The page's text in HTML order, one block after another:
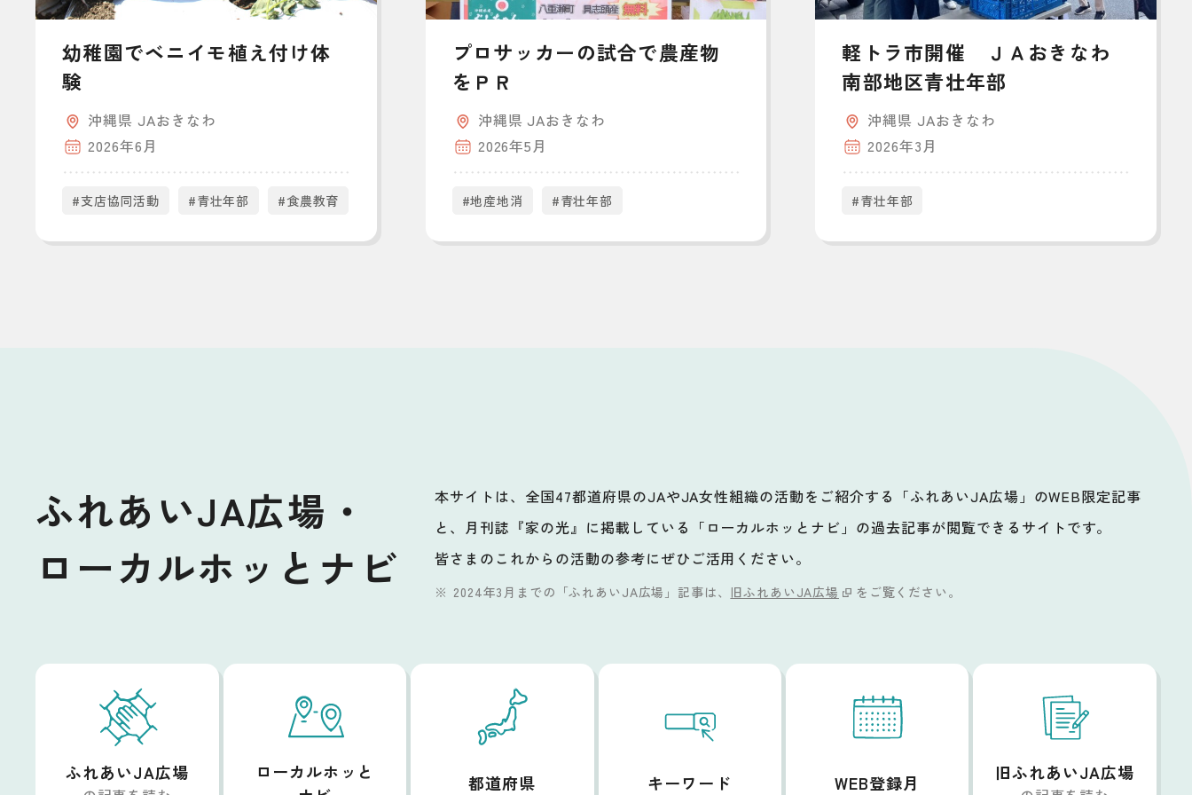
幼稚園でベニイモ植え付け体
験
沖縄県 JAおきなわ
2026年6月
#支店協同活動 #青壮年部 #食農教育
プロサッカーの試合で農産物
をＰＲ
沖縄県 JAおきなわ
2026年5月
#地産地消 #青壮年部
軽トラ市開催 ＪＡおきなわ
南部地区青壮年部
沖縄県 JAおきなわ
2026年3月
#青壮年部
ふれあいJA広場・
ローカルホッとナビ
本サイトは、全国47都道府県のJAやJA女性組織の活動をご紹介する「ふれあいJA広場」のWEB限定記事
と、月刊誌『家の光』に掲載している「ローカルホッとナビ」の過去記事が閲覧できるサイトです。
皆さまのこれからの活動の参考にぜひご活用ください。
2024年3月までの「ふれあいJA広場」記事は、 旧ふれあいJA広場 をご覧ください。
ふれあいJA広場
ローカルホッと
都道府県 キーワード WEB登録月 旧ふれあいJA広場